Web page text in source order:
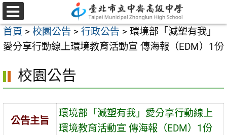
跳
至
主
要
容
選
單
首頁 > 校園公告 > 行政公告 > 環境部「減塑有我」
愛分享行動線上環境教育活動宣 傳海報（EDM）1份
校園公告
公告主旨
環境部「減塑有我」愛分享行動線上
環境教育活動宣 傳海報（EDM）1份